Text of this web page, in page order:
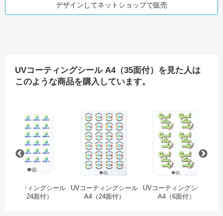
デザインしてネットショップで販売
UVコーティングシール A4（35面付）を見た人は
このような商品を購入しています。
方形ロゴシール 40枚セット
コーティングシール
A5（24面付）
UVコーティングシール A5（24面付）
UVコーティングシール
A4（24面付）
UVコーティングシール
UVコーティングシール
A4（6面付）